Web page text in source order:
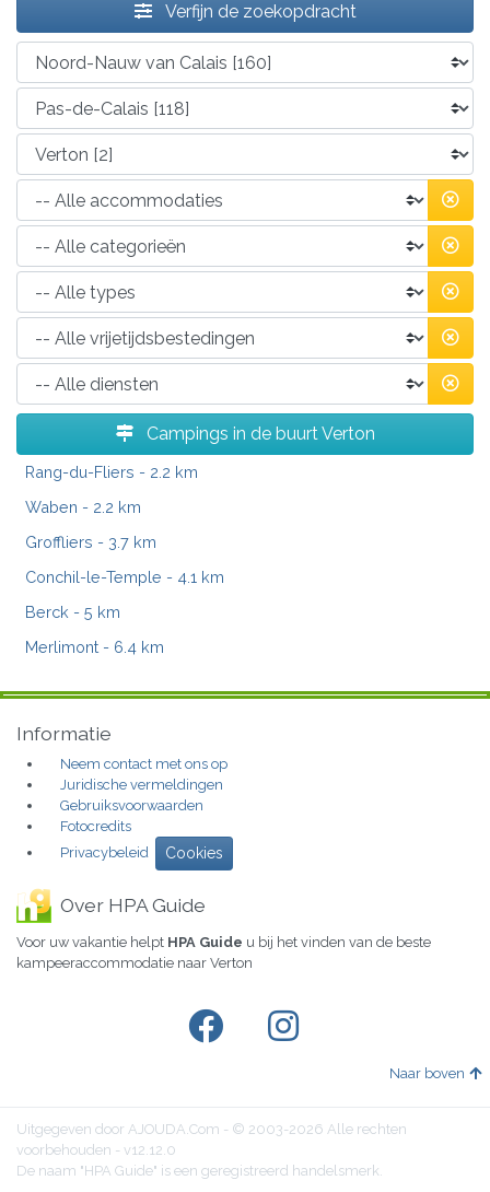
Verfijn de zoekopdracht
Campings in de buurt Verton
Rang-du-Fliers - 2.2 km
Waben - 2.2 km
Groffliers - 3.7 km
Conchil-le-Temple - 4.1 km
Berck - 5 km
Merlimont - 6.4 km
Informatie
Neem contact met ons op
Juridische vermeldingen
Gebruiksvoorwaarden
Fotocredits
Privacybeleid
Cookies
Over HPA Guide
Voor uw vakantie helpt HPA Guide u bij het vinden van de beste
kampeeraccommodatie naar Verton
Naar boven
Uitgegeven door AJOUDA.Com - © 2003-2026 Alle rechten
voorbehouden - v12.12.0
De naam "HPA Guide" is een geregistreerd handelsmerk.